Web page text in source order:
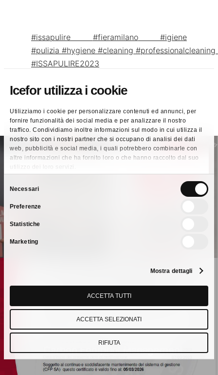
Icefor utilizza i cookie
Utilizziamo i cookie per personalizzare contenuti ed annunci, per
fornire funzionalità dei social media e per analizzare il nostro
traffico. Condividiamo inoltre informazioni sul modo in cui utilizza il
nostro sito con i nostri partner che si occupano di analisi dei dati
web, pubblicità e social media, i quali potrebbero combinarle con
altre informazioni che ha fornito loro o che hanno raccolto dal suo
utilizzo dei loro servizi.
Selezione
consenso
Necessari
Preferenze
Statistiche
Marketing
Mostra dettagli
ACCETTA TUTTI
ACCETTA SELEZIONATI
RIFIUTA
#issapulire #fieramilano#igiene
#pulizia #hygiene #cleaning #professionalcleaning
#ISSAPULIRE2023
Previous Post
I.C.E.FOR SPA premiata al PLM
I.C.E.FOR SPA consolida ulteriormente
la sua posizione di azienda sostenibile
attraverso la certificazione ISO 14067
– Carbon Footprint Management